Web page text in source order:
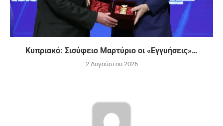
Κυπριακό: Σισύφειο Μαρτύριο οι «Εγγυήσεις»…
2 Αυγούστου 2026